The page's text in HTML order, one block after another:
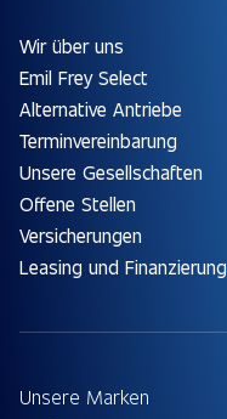
Wir über uns
Emil Frey Select
Alternative Antriebe
Terminvereinbarung
Unsere Gesellschaften
Offene Stellen
Versicherungen
Leasing und Finanzierung
Unsere Marken